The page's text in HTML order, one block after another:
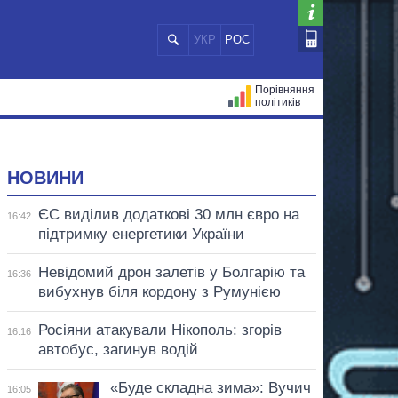
УКР РОС
Порівняння
політиків
НОВИНИ
16:42
ЄС виділив додаткові 30 млн євро на
підтримку енергетики України
16:36
Невідомий дрон залетів у Болгарію та
вибухнув біля кордону з Румунією
16:16
Росіяни атакували Нікополь: згорів
автобус, загинув водій
16:05
«Буде складна зима»: Вучич